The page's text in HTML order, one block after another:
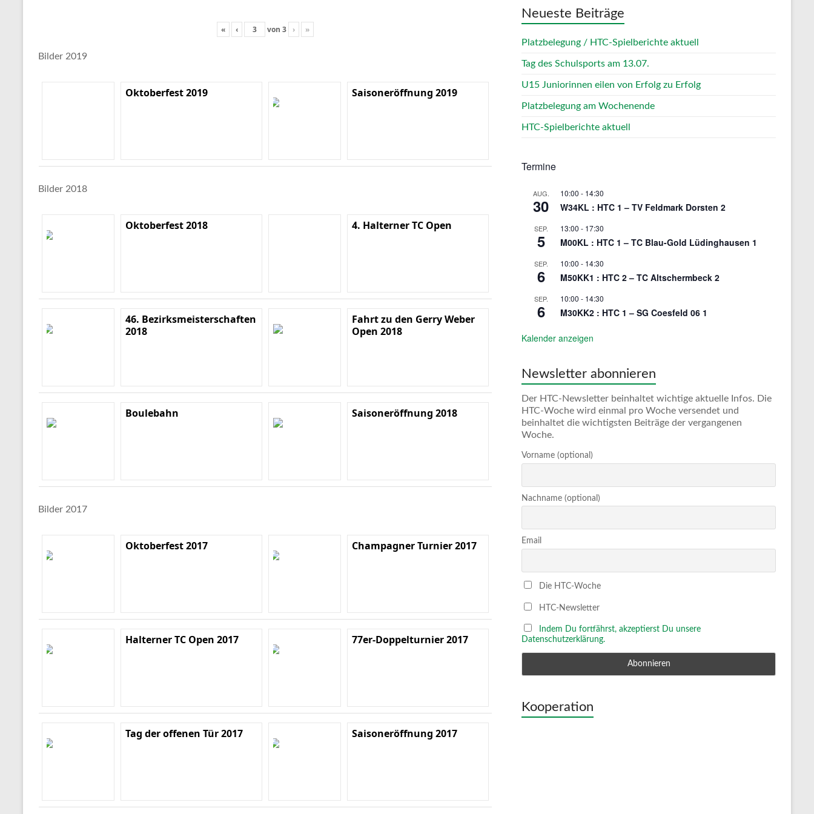
« ‹ von 3 › »
Bilder 2019
Oktoberfest 2019 Saisoneröffnung 2019
Bilder 2018
Oktoberfest 2018 4. Halterner TC Open
46. Bezirksmeisterschaften
2018
Fahrt zu den Gerry Weber
Open 2018
Boulebahn Saisoneröffnung 2018
Bilder 2017
Oktoberfest 2017 Champagner Turnier 2017
Halterner TC Open 2017 77er-Doppelturnier 2017
Tag der offenen Tür 2017 Saisoneröffnung 2017
Neueste Beiträge
Platzbelegung / HTC-Spielberichte aktuell
Tag des Schulsports am 13.07.
U15 Juniorinnen eilen von Erfolg zu Erfolg
Platzbelegung am Wochenende
HTC-Spielberichte aktuell
Termine
AUG.
30
10:00 - 14:30
W34KL : HTC 1 – TV Feldmark Dorsten 2
SEP.
5
13:00 - 17:30
M00KL : HTC 1 – TC Blau-Gold Lüdinghausen 1
SEP.
6
10:00 - 14:30
M50KK1 : HTC 2 – TC Altschermbeck 2
SEP.
6
10:00 - 14:30
M30KK2 : HTC 1 – SG Coesfeld 06 1
Kalender anzeigen
Newsletter abonnieren
Der HTC-Newsletter beinhaltet wichtige aktuelle Infos. Die
HTC-Woche wird einmal pro Woche versendet und
beinhaltet die wichtigsten Beiträge der vergangenen
Woche.
Vorname (optional)
Nachname (optional)
Email
Die HTC-Woche
HTC-Newsletter
Indem Du fortfährst, akzeptierst Du unsere
Datenschutzerklärung.
Kooperation